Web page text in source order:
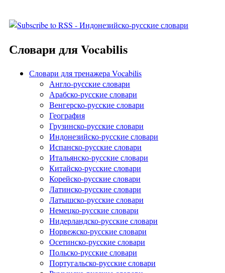
Словари для Vocabilis
Словари для тренажера Vocabilis
Англо-русские словари
Арабско-русские словари
Венгерско-русские словари
География
Грузинско-русские словари
Индонезийско-русские словари
Испанско-русские словари
Итальянско-русские словари
Китайско-русские словари
Корейско-русские словари
Латинско-русские словари
Латышско-русские словари
Немецко-русские словари
Нидерландско-русские словари
Норвежско-русские словари
Осетинско-русские словари
Польско-русские словари
Португальско-русские словари